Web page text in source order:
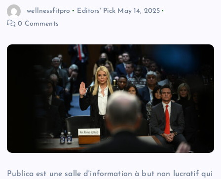
wellnessfitpro Editors' Pick May 14, 2025
0 Comments
Publica est une salle d'information à but non lucratif qui